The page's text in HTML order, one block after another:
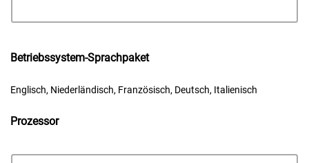
Betriebssystem-Sprachpaket
Englisch, Niederländisch, Französisch, Deutsch, Italienisch
Prozessor